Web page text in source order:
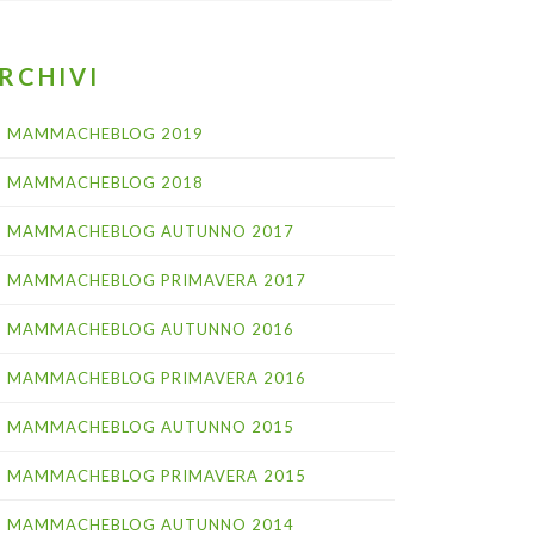
MAMMACHEBLOG 2019
MAMMACHEBLOG 2018
MAMMACHEBLOG AUTUNNO 2017
MAMMACHEBLOG PRIMAVERA 2017
MAMMACHEBLOG AUTUNNO 2016
MAMMACHEBLOG PRIMAVERA 2016
MAMMACHEBLOG AUTUNNO 2015
MAMMACHEBLOG PRIMAVERA 2015
MAMMACHEBLOG AUTUNNO 2014